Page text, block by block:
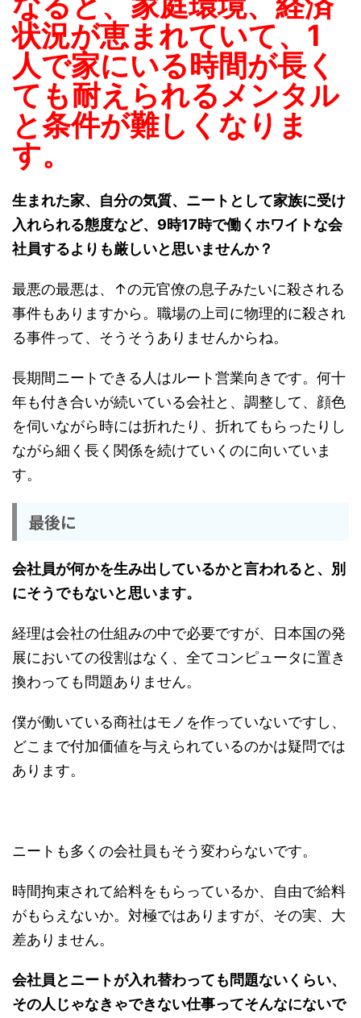
状況が恵まれていて、1
人で家にいる時間が長く
ても耐えられるメンタル
と条件が難しくなりま
す。
生まれた家、自分の気質、ニートとして家族に受け
入れられる態度など、9時17時で働くホワイトな会
社員するよりも厳しいと思いませんか？
最悪の最悪は、↑の元官僚の息子みたいに殺される
事件もありますから。職場の上司に物理的に殺され
る事件って、そうそうありませんからね。
長期間ニートできる人はルート営業向きです。何十
年も付き合いが続いている会社と、調整して、顔色
を伺いながら時には折れたり、折れてもらったりし
ながら細く長く関係を続けていくのに向いていま
す。
最後に
会社員が何かを生み出しているかと言われると、別
にそうでもないと思います。
経理は会社の仕組みの中で必要ですが、日本国の発
展においての役割はなく、全てコンピュータに置き
換わっても問題ありません。
僕が働いている商社はモノを作っていないですし、
どこまで付加価値を与えられているのかは疑問では
あります。
ニートも多くの会社員もそう変わらないです。
時間拘束されて給料をもらっているか、自由で給料
がもらえないか。対極ではありますが、その実、大
差ありません。
会社員とニートが入れ替わっても問題ないくらい、
その人じゃなきゃできない仕事ってそんなにないで